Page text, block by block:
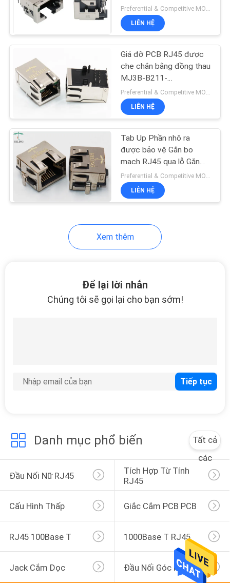
Đầu nối góc phải
Cổng đơn RJ45
RJ45
Đầu nối qua lỗ
20
màu vàng / xanh
Preferential & Competitive MOQ:1000
LIÊN HỆ
Giá đỡ PCB RJ45 được
che chắn bằng đồng thau
MJ3B-B211-
RSLO5T135-1
Preferential & Competitive MOQ:2000
LIÊN HỆ
Tab Up Phần nhô ra
được bảo vệ Gắn bo
mạch RJ45 qua lỗ Gắn
PCB
LIÊN HỆ
Xem thêm
Để lại lời nhắn
Chúng tôi sẽ gọi lại cho bạn sớm!
Danh mục phổ biến
Tất cả
các
Đầu Nối Nữ RJ45
Tích Hợp Từ Tính
RJ45
Cấu Hình Thấp Giắc Cắm PCB PCB
RJ45 100Base T 1000Base T RJ45
Jack Cắm Dọc Đầu Nối Góc Phải